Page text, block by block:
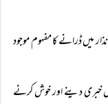
میں ڈرانے کا مفہوم موجود
خبری دینے اور خوش کرنے